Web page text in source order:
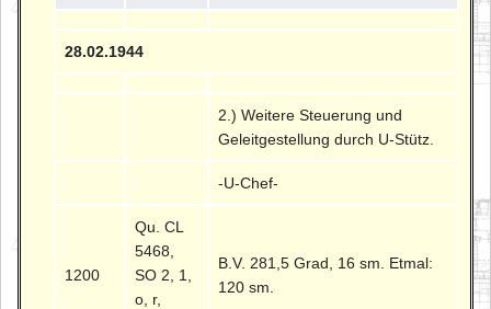
28.02.1944
2.) Weitere Steuerung und
Geleitgestellung durch U-Stütz.
-U-Chef-
1200
Qu. CL
5468,
SO 2, 1,
o, r,
B.V. 281,5 Grad, 16 sm. Etmal:
120 sm.